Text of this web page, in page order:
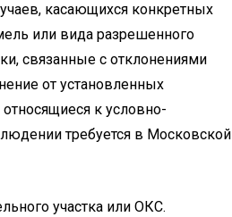
касающихся конкретных
или вида разрешенного
связанные с отклонениями
от установленных
к условно-
требуется в Московской
участка или ОКС.